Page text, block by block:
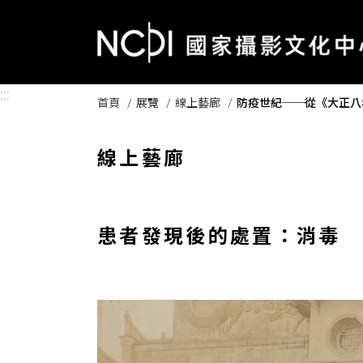
::: 首頁 展覽 線上藝廊 防疫世紀──從《大正八
線上藝廊
患者發現後的處置：消毒